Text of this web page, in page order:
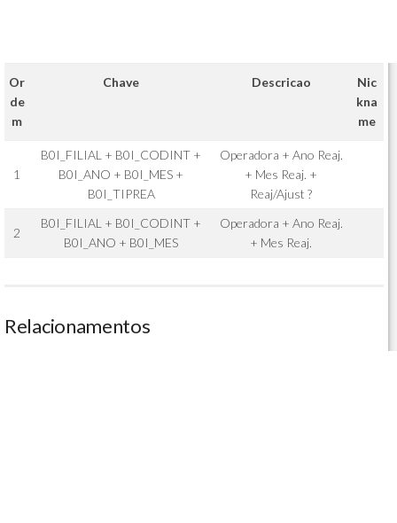
Or
de
m
Chave Descricao
Nic
kna
me
1
B0I_FILIAL + B0I_CODINT +
B0I_ANO + B0I_MES +
B0I_TIPREA
Operadora + Ano Reaj.
+ Mes Reaj. +
Reaj/Ajust ?
2
B0I_FILIAL + B0I_CODINT +
B0I_ANO + B0I_MES
Operadora + Ano Reaj.
+ Mes Reaj.
Relacionamentos